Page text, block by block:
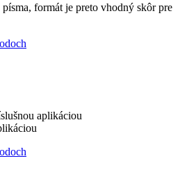
formát je preto vhodný skôr pre
aplikáciou